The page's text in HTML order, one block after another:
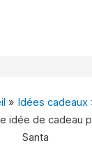
Idées cadeaux
idée de cadeau
Santa